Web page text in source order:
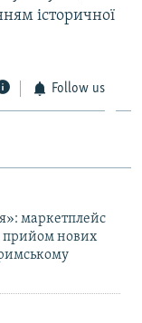
історичної
Follow us
маркетплейс
прийом нових